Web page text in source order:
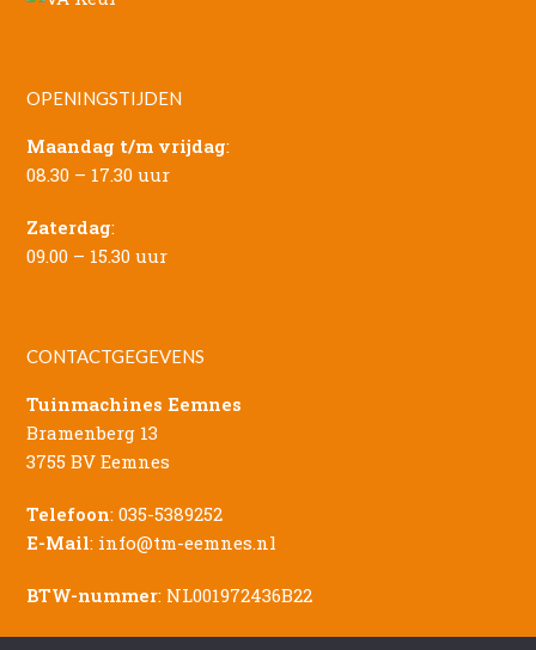
OPENINGSTIJDEN
Maandag t/m vrijdag:
08.30 – 17.30 uur
Zaterdag:
09.00 – 15.30 uur
CONTACTGEGEVENS
Tuinmachines Eemnes
Bramenberg 13
3755 BV Eemnes
Telefoon:035-5389252
E-Mail: info@tm-eemnes.nl
BTW-nummer: NL001972436B22